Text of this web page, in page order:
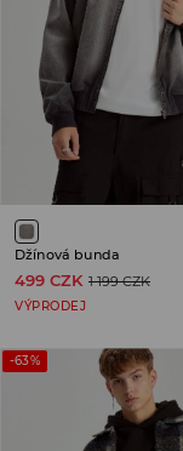
Džínová bunda
499 CZK 1 199 CZK
VÝPRODEJ
-63%